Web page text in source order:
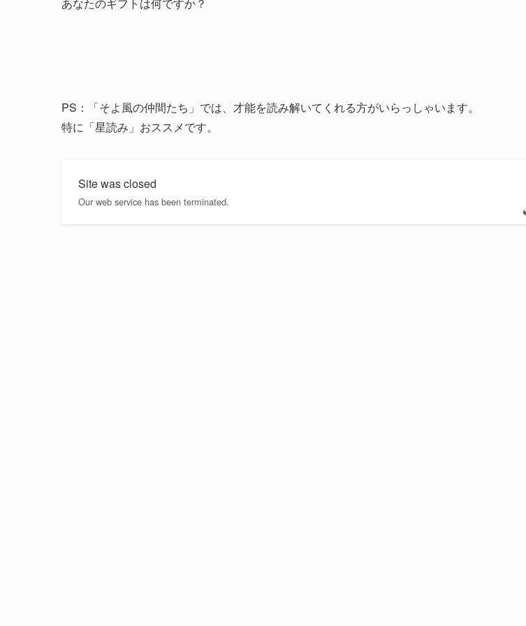
PS：「そよ風の仲間たち」では、才能を読み解いてくれる方がいらっしゃいます。
特に「星読み」おススメです。
Site was closed
Our web service has been terminated.